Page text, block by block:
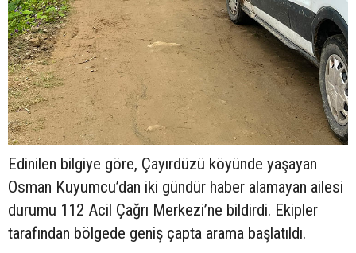
Edinilen bilgiye göre, Çayırdüzü köyünde yaşayan
Osman Kuyumcu’dan iki gündür haber alamayan ailesi
durumu 112 Acil Çağrı Merkezi’ne bildirdi. Ekipler
tarafından bölgede geniş çapta arama başlatıldı.